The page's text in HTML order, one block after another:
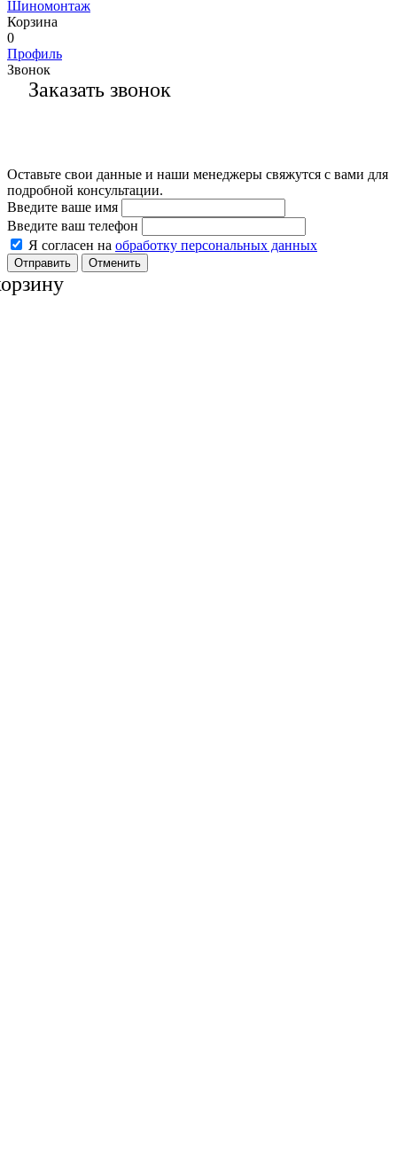
Шиномонтаж
Корзина
0
Профиль
Звонок
Заказать звонок
Оставьте свои данные и наши менеджеры свяжутся с вами для
подробной консультации.
Введите ваше имя
Введите ваш телефон
Я согласен на обработку персональных данных
Отменить